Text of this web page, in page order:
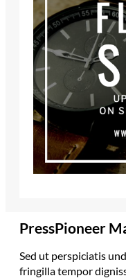
PressPioneer
Sed ut perspiciatis
fringilla tempor